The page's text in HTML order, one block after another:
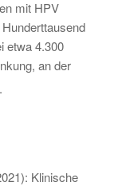
mit HPV
etwa 4.300
an der
Klinische